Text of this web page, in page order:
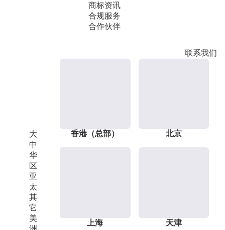
商标资讯
合规服务
合作伙伴
联系我们
大
中
华
区
亚
太
其
它
美
香港（总部） 北京
上海 天津